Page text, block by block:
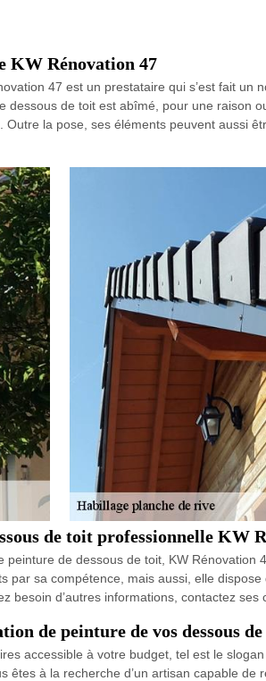
KW Rénovation 47
47 est un prestataire qui s’est fait un
de toit est abîmé, pour une raison
la pose, ses éléments peuvent aussi
de toit professionnelle KW
de dessous de toit, KW Rénovation
sa compétence, mais aussi, elle
d’autres informations, contactez
de peinture de vos dessous
accessible à votre budget, tel est le
à la recherche d’un artisan capable